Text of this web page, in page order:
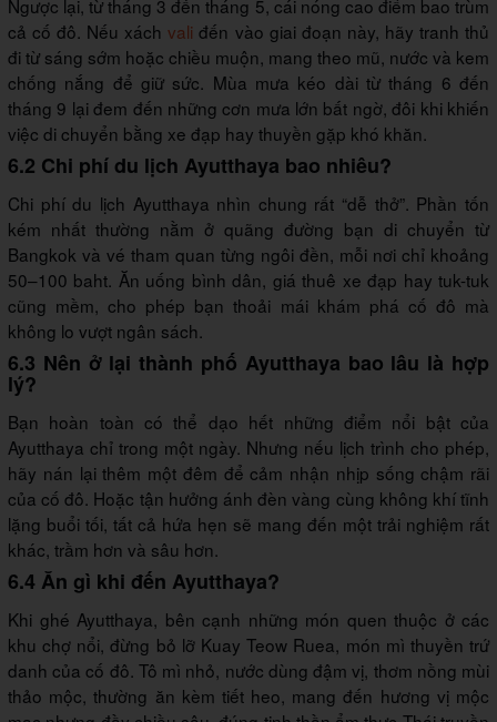
Ngược lại, từ tháng 3 đến tháng 5, cái nóng cao điểm bao trùm
cả cố đô. Nếu xáchvali đến vào giai đoạn này, hãy tranh thủ
đi từ sáng sớm hoặc chiều muộn, mang theo mũ, nước và kem
chống nắng để giữ sức. Mùa mưa kéo dài từ tháng 6 đến
tháng 9 lại đem đến những cơn mưa lớn bất ngờ, đôi khi khiến
việc di chuyển bằng xe đạp hay thuyền gặp khó khăn.
6.2 Chi phí du lịch Ayutthaya bao nhiêu?
Chi phí du lịch Ayutthaya nhìn chung rất “dễ thở”. Phần tốn
kém nhất thường nằm ở quãng đường bạn di chuyển từ
Bangkok và vé tham quan từng ngôi đền, mỗi nơi chỉ khoảng
50–100 baht. Ăn uống bình dân, giá thuê xe đạp hay tuk-tuk
cũng mềm, cho phép bạn thoải mái khám phá cố đô mà
không lo vượt ngân sách.
6.3 Nên ở lại thành phố Ayutthaya bao lâu là hợp
lý?
Bạn hoàn toàn có thể dạo hết những điểm nổi bật của
Ayutthaya chỉ trong một ngày. Nhưng nếu lịch trình cho phép,
hãy nán lại thêm một đêm để cảm nhận nhịp sống chậm rãi
của cố đô. Hoặc tận hưởng ánh đèn vàng cùng không khí tĩnh
lặng buổi tối, tất cả hứa hẹn sẽ mang đến một trải nghiệm rất
khác, trầm hơn và sâu hơn.
6.4 Ăn gì khi đến Ayutthaya?
Khi ghé Ayutthaya, bên cạnh những món quen thuộc ở các
khu chợ nổi, đừng bỏ lỡ Kuay Teow Ruea, món mì thuyền trứ
danh của cố đô. Tô mì nhỏ, nước dùng đậm vị, thơm nồng mùi
thảo mộc, thường ăn kèm tiết heo, mang đến hương vị mộc